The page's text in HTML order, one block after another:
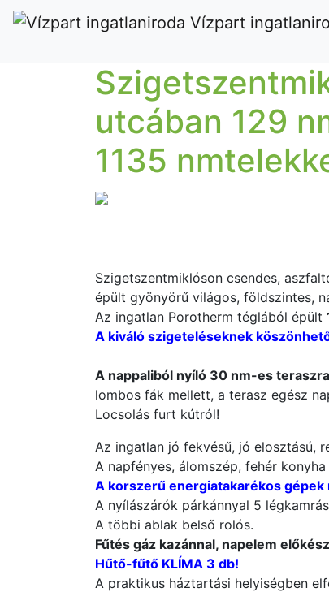
Vízpart
utcában 129
1135
Szigetszentmiklóson csendes,
épült gyönyörű világos, földszintes,
Az ingatlan Porotherm téglából épült
A kiváló szigeteléseknek
A nappaliból nyíló 30 nm-es
lombos fák mellett, a terasz egész
Locsolás furt kútról!
Az ingatlan jó fekvésű, jó elosztású,
A napfényes, álomszép, fehér
A korszerű energiatakarékos
A nyílászárók párkánnyal 5
A többi ablak belső rolós.
Fűtés gáz kazánnal, napelem
Hűtő-fűtő KLÍMA 3 db!
A praktikus háztartási helyiségben